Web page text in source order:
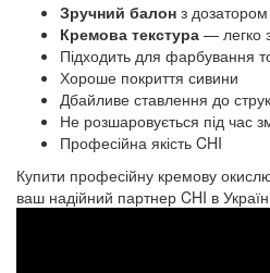
Зручний балон з
Кремова текстура — легко
Підходить для фарбування
Хороше покриття сивини
Дбайливе ставлення до
Не розшаровується під час
Професійна якість CHI
Купити професійну кремову
ваш надійний партнер CHI в